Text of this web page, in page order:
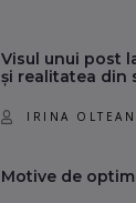
Visul unui post
și realitatea din
IRINA
Motive de